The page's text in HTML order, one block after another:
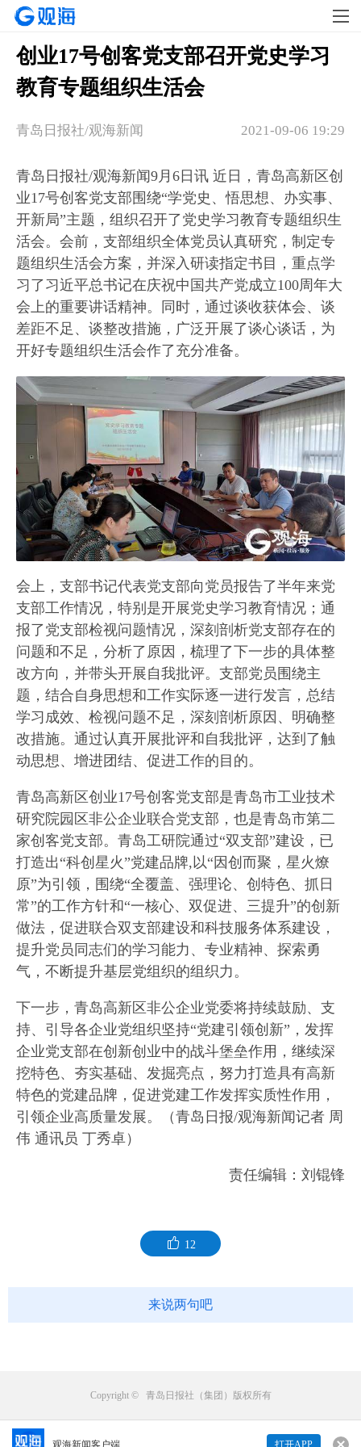
观海新闻客户端 打开APP
创业17号创客党支部召开党史学习
教育专题组织生活会
2021-09-06 19:29
青岛日报社/观海新闻
青岛日报社/观海新闻9月6日讯 近日，青岛高新区创
业17号创客党支部围绕“学党史、悟思想、办实事、
开新局”主题，组织召开了党史学习教育专题组织生
活会。会前，支部组织全体党员认真研究，制定专
题组织生活会方案，并深入研读指定书目，重点学
习了习近平总书记在庆祝中国共产党成立100周年大
会上的重要讲话精神。同时，通过谈收获体会、谈
差距不足、谈整改措施，广泛开展了谈心谈话，为
开好专题组织生活会作了充分准备。
会上，支部书记代表党支部向党员报告了半年来党
支部工作情况，特别是开展党史学习教育情况；通
报了党支部检视问题情况，深刻剖析党支部存在的
问题和不足，分析了原因，梳理了下一步的具体整
改方向，并带头开展自我批评。支部党员围绕主
题，结合自身思想和工作实际逐一进行发言，总结
学习成效、检视问题不足，深刻剖析原因、明确整
改措施。通过认真开展批评和自我批评，达到了触
动思想、增进团结、促进工作的目的。
青岛高新区创业17号创客党支部是青岛市工业技术
研究院园区非公企业联合党支部，也是青岛市第二
家创客党支部。青岛工研院通过“双支部”建设，已
打造出“科创星火”党建品牌,以“因创而聚，星火燎
原”为引领，围绕“全覆盖、强理论、创特色、抓日
常”的工作方针和“一核心、双促进、三提升”的创新
做法，促进联合双支部建设和科技服务体系建设，
提升党员同志们的学习能力、专业精神、探索勇
气，不断提升基层党组织的组织力。
下一步，青岛高新区非公企业党委将持续鼓励、支
持、引导各企业党组织坚持“党建引领创新”，发挥
企业党支部在创新创业中的战斗堡垒作用，继续深
挖特色、夯实基础、发掘亮点，努力打造具有高新
特色的党建品牌，促进党建工作发挥实质性作用，
引领企业高质量发展。（青岛日报/观海新闻记者 周
伟 通讯员 丁秀卓）
责任编辑：刘锟锋
12
来说两句吧
Copyright © 青岛日报社（集团）版权所有